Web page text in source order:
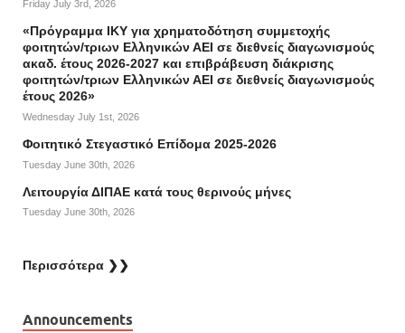
Friday July 3rd, 2026
«Πρόγραμμα ΙΚΥ για χρηματοδότηση συμμετοχής
φοιτητών/τριων Ελληνικών ΑΕΙ σε διεθνείς διαγωνισμούς
ακαδ. έτους 2026-2027 και επιβράβευση διάκρισης
φοιτητών/τριων Ελληνικών ΑΕΙ σε διεθνείς διαγωνισμούς
έτους 2026»
Wednesday July 1st, 2026
Φοιτητικό Στεγαστικό Επίδομα 2025-2026
Tuesday June 30th, 2026
Λειτουργία ΔΙΠΑΕ κατά τους θερινούς μήνες
Tuesday June 30th, 2026
Περισσότερα ❯❯
Announcements